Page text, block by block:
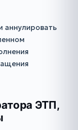
аннулировать
ЭТП,